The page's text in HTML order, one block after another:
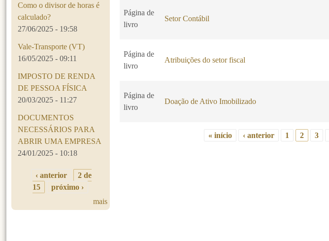
Página de
livro
Setor Contábil
Página de
livro
Atribuições do setor fiscal
Página de
livro
Doação de Ativo Imobilizado
« início ‹ anterior 1 2 3
Como o divisor de horas é
calculado?
27/06/2025 - 19:58
Vale-Transporte (VT)
16/05/2025 - 09:11
IMPOSTO DE RENDA
DE PESSOA FÍSICA
20/03/2025 - 11:27
DOCUMENTOS
NECESSÁRIOS PARA
ABRIR UMA EMPRESA
24/01/2025 - 10:18
‹ anterior
2 de
15
próximo ›
mais